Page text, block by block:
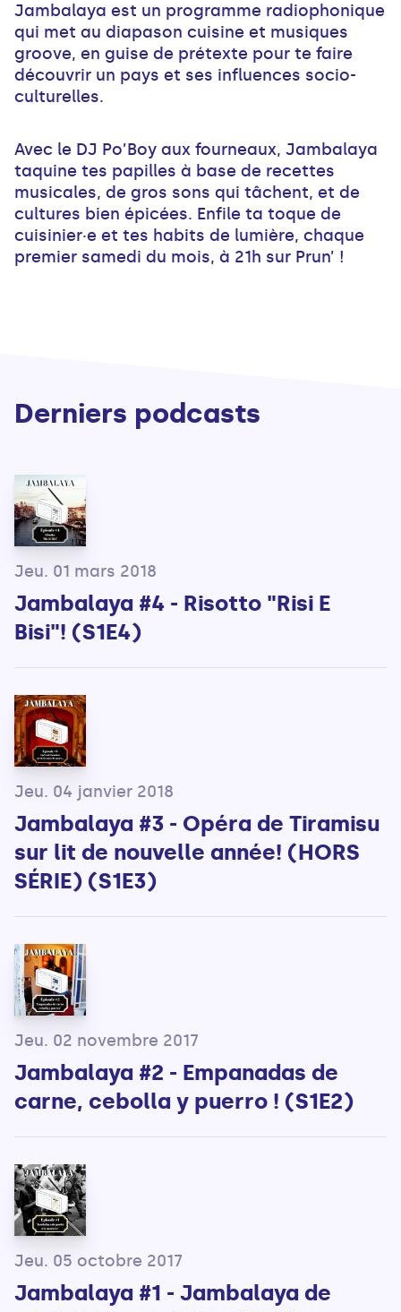
Jambalaya est un programme radiophonique
qui met au diapason cuisine et musiques
groove, en guise de prétexte pour te faire
découvrir un pays et ses influences socio-
culturelles.
Avec le DJ Po’Boy aux fourneaux, Jambalaya
taquine tes papilles à base de recettes
musicales, de gros sons qui tâchent, et de
cultures bien épicées. Enfile ta toque de
cuisinier·e et tes habits de lumière, chaque
premier samedi du mois, à 21h sur Prun’ !
Derniers podcasts
Jeu. 01 mars 2018
Jambalaya #4 - Risotto "Risi E
Bisi"! (S1E4)
Jeu. 04 janvier 2018
Jambalaya #3 - Opéra de Tiramisu
sur lit de nouvelle année! (HORS
SÉRIE) (S1E3)
Jeu. 02 novembre 2017
Jambalaya #2 - Empanadas de
carne, cebolla y puerro ! (S1E2)
Jeu. 05 octobre 2017
Jambalaya #1 - Jambalaya de